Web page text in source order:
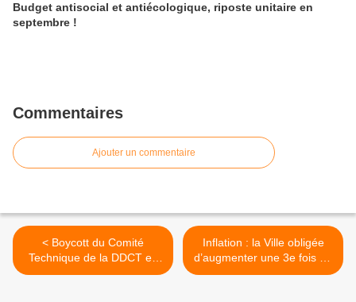
Budget antisocial et antiécologique, riposte unitaire en
septembre !
Commentaires
Ajouter un commentaire
< Boycott du Comité
Technique de la DDCT en
soutien aux agent.es
Inflation : la Ville obligée
d’augmenter une 3e fois en
7 mois les taux de certaines